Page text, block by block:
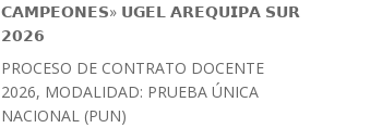
𝗖𝗔𝗠𝗣𝗘𝗢𝗡𝗘𝗦» 𝗨𝗚𝗘𝗟 𝗔𝗥𝗘𝗤𝗨𝗜𝗣𝗔 𝗦𝗨𝗥
𝟮𝟬𝟮𝟲
PROCESO DE CONTRATO DOCENTE
2026, MODALIDAD: PRUEBA ÚNICA
NACIONAL (PUN)